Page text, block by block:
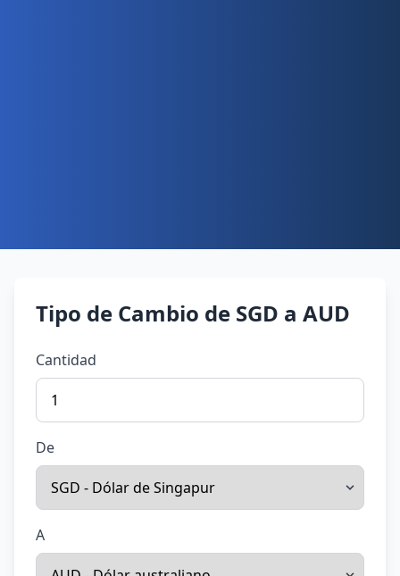
Tipo de Cambio de SGD a AUD
Cantidad
De
A